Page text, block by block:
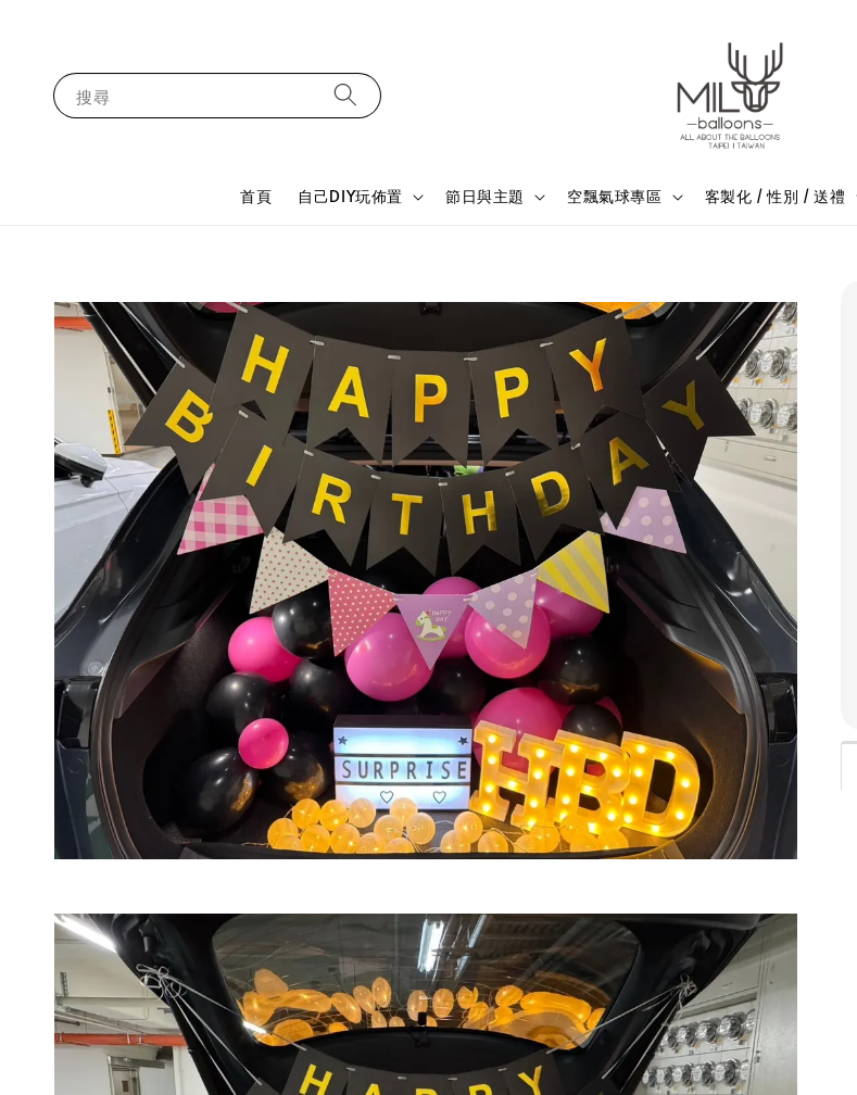
搜尋
首頁 自己DIY玩佈置 節日與主題 空飄氣球專區 客製化 / 性別 / 送禮